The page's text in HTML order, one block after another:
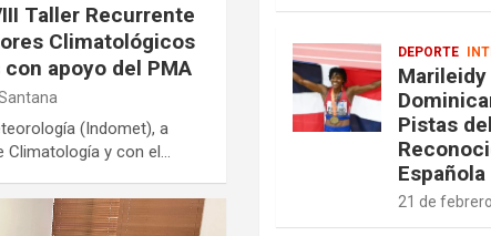
Taller Recurrente
Climatológicos
apoyo del PMA
(Indomet), a
Climatología y con el…
DEPORTE
Pistas
Española
21 de